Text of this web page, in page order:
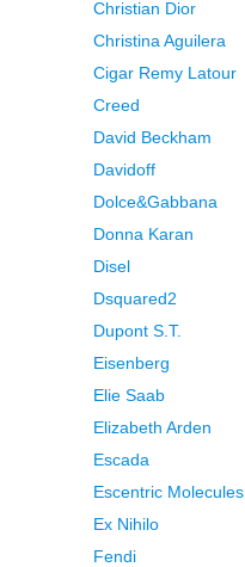
Christian Dior
Christina Aguilera
Cigar Remy Latour
Creed
David Beckham
Davidoff
Dolce&Gabbana
Donna Karan
Disel
Dsquared2
Dupont S.T.
Eisenberg
Elie Saab
Elizabeth Arden
Escada
Escentric Molecules
Ex Nihilo
Fendi